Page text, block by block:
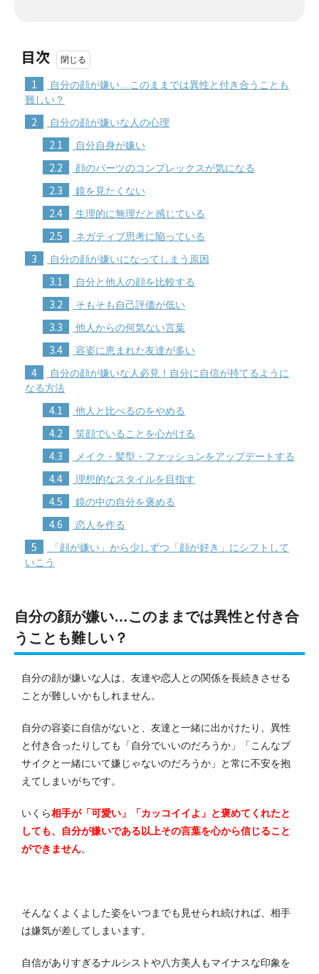
目次
1
自分の顔が嫌い…このままでは異性と付き合うことも
難しい？
2 自分の顔が嫌いな人の心理
2.1 自分自身が嫌い
2.2 顔のパーツのコンプレックスが気になる
2.3 鏡を見たくない
2.4 生理的に無理だと感じている
2.5 ネガティブ思考に陥っている
3 自分の顔が嫌いになってしまう原因
3.1 自分と他人の顔を比較する
3.2 そもそも自己評価が低い
3.3 他人からの何気ない言葉
3.4 容姿に恵まれた友達が多い
4
自分の顔が嫌いな人必見！自分に自信が持てるように
なる方法
4.1 他人と比べるのをやめる
4.2 笑顔でいることを心がける
4.3 メイク・髪型・ファッションをアップデートする
4.4 理想的なスタイルを目指す
4.5 鏡の中の自分を褒める
4.6 恋人を作る
5
「顔が嫌い」から少しずつ「顔が好き」にシフトして
いこう
自分の顔が嫌い…このままでは異性と付き合
うことも難しい？
自分の顔が嫌いな人は、友達や恋人との関係を長続きさせる
ことが難しいかもしれません。
自分の容姿に自信がないと、友達と一緒に出かけたり、異性
と付き合ったりしても「自分でいいのだろうか」「こんなブ
サイクと一緒にいて嫌じゃないのだろうか」と常に不安を抱
えてしまいがちです。
いくら相手が「可愛い」「カッコイイよ」と褒めてくれたと
しても、自分が嫌いである以上その言葉を心から信じること
ができません。
そんなくよくよした姿をいつまでも見せられ続ければ、相手
は嫌気が差してしまいます。
自信がありすぎるナルシストや八方美人もマイナスな印象を